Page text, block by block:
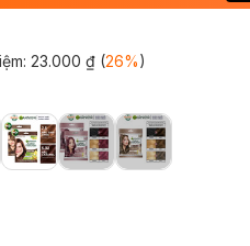
23.000 ₫(26%)